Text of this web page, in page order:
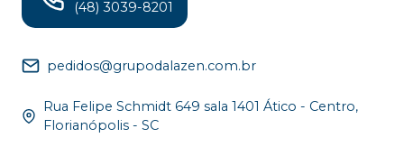
(48) 3039-8201
pedidos@grupodalazen.com.br
Rua Felipe Schmidt 649 sala 1401 Ático - Centro,
Florianópolis - SC